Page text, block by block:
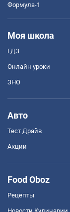
Формула-1
Моя школа
ГДЗ
Онлайн уроки
ЗНО
Авто
Тест Драйв
Акции
Food Oboz
Рецепты